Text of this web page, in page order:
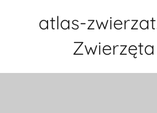
atlas-
Zwierzęta